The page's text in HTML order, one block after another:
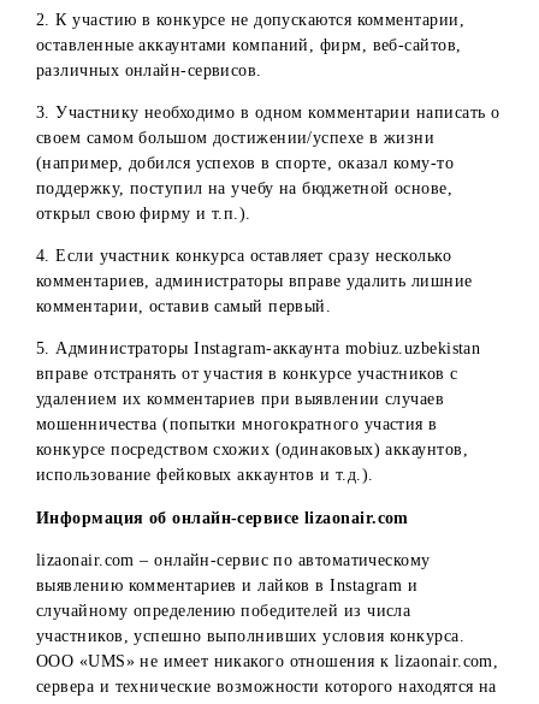
тот же день, 26 августа.
Требования к аккаунтам участников и выполнению
1. Для успешного участия в конкурсе и корректного
подведения результатов личные Instagram-аккаунты
участников должны быть активны (иметь фотографии и/
или видео в ленте новостей), иметь подписки и
подписчиков. Участники, чьи аккаунты не соответствуют
данным требованиям, отстраняются от участия в
оставленные аккаунтами компаний, фирм, веб-сайтов,
различных онлайн-сервисов.
3. Участнику необходимо в одном комментарии
своем самом большом достижении/успехе в жизни
(например, добился успехов в спорте, оказал кому-то
поддержку, поступил на учебу на бюджетной основе,
4. Если участник конкурса оставляет сразу несколько
комментариев, администраторы вправе удалить лишние
комментарии, оставив самый первый.
5. Администраторы Instagram-аккаунта mobiuz.uzbekistan